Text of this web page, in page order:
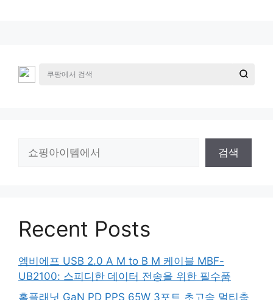
검색
Recent Posts
엠비에프 USB 2.0 A M to B M 케이블 MBF-
UB2100: 스피디한 데이터 전송을 위한 필수품
홈플래닛 GaN PD PPS 65W 3포트 초고속 멀티충